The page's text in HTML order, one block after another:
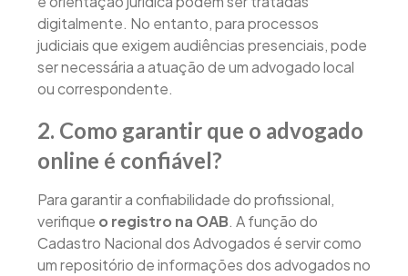
digitalmente. No entanto, para processos
judiciais que exigem audiências presenciais, pode
ser necessária a atuação de um advogado local
ou correspondente.
2. Como garantir que o advogado
online é confiável?
Para garantir a confiabilidade do profissional,
verifique o registro na OAB. A função do
Cadastro Nacional dos Advogados é servir como
um repositório de informações dos advogados no